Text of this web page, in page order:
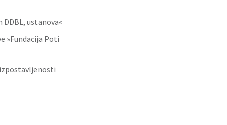
ustanova«
»Fundacija Poti